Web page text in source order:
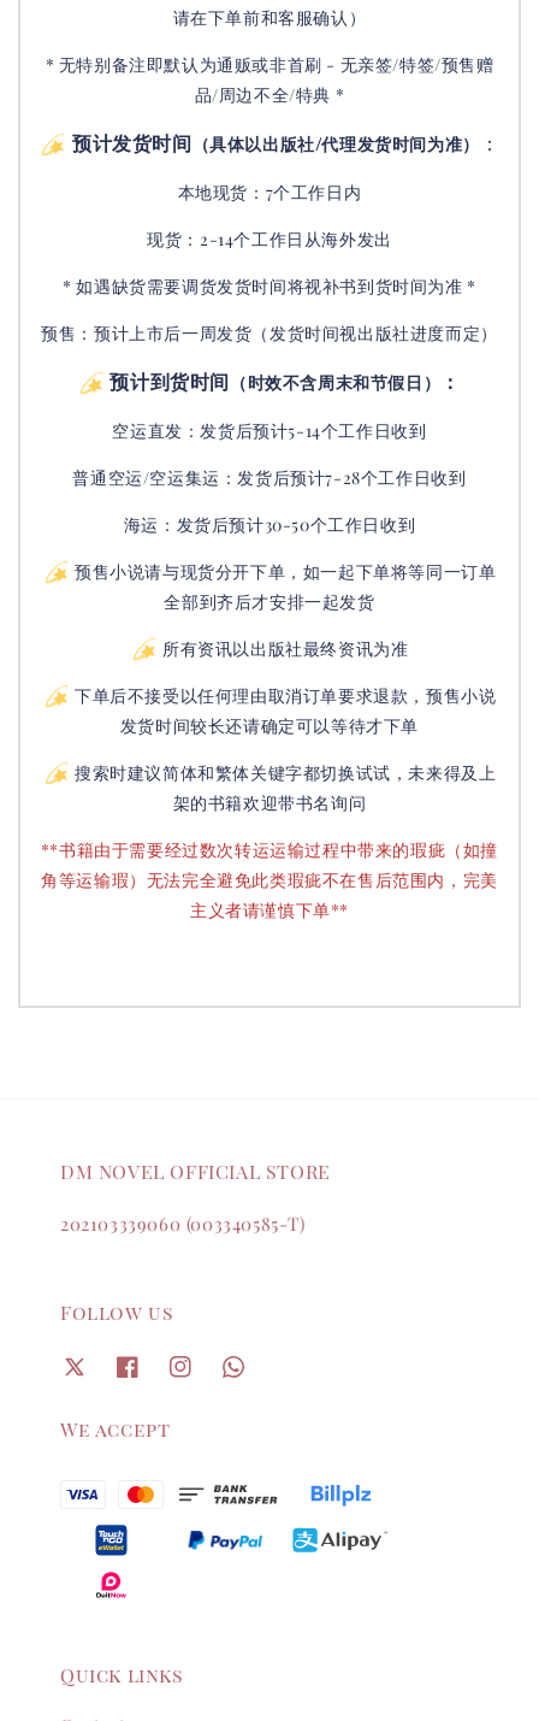
请在下单前和客服确认）
* 无特别备注即默认为通贩或非首刷 - 无亲签/特签/预售赠
品/周边不全/特典 *
预计发货时间 （具体以出版社/代理发货时间为准） ：
本地现货：7个工作日内
现货：2-14个工作日从海外发出
* 如遇缺货需要调货发货时间将视补书到货时间为准 *
预售：预计上市后一周发货（发货时间视出版社进度而定）
预计到货时间 （时效不含周末和节假日） ：
空运直发：发货后预计5-14个工作日收到
普通空运/空运集运：发货后预计7-28个工作日收到
海运：发货后预计30-50个工作日收到
预售小说请与现货分开下单，如一起下单将等同一订单
全部到齐后才安排一起发货
所有资讯以出版社最终资讯为准
下单后不接受以任何理由取消订单要求退款，预售小说
发货时间较长还请确定可以等待才下单
搜索时建议简体和繁体关键字都切换试试，未来得及上
架的书籍欢迎带书名询问
**书籍由于需要经过数次转运运输过程中带来的瑕疵（如撞
角等运输瑕）无法完全避免此类瑕疵不在售后范围内，完美
主义者请谨慎下单**
DM NOVEL OFFICIAL STORE
202103339060 (003340585-T)
Follow us
We accept
Quick links